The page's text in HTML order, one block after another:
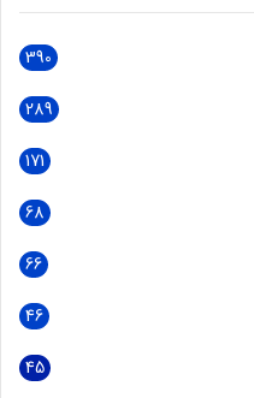
390
289
171
68
66
46
45